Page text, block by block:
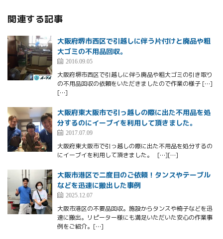
関連する記事
大阪府堺市西区で引越しに伴う片付けと廃品や粗
大ゴミの不用品回収。
2016.09.05
大阪府堺市西区で引越しに伴う廃品や粗大ゴミの引き取り
の不用品回収の依頼をいただきましたので作業の様子 […]
[…]
大阪府東大阪市で引っ越しの際に出た不用品を処
分するのにイーブイを利用して頂きました。
2017.07.09
大阪府東大阪市で引っ越しの際に出た不用品を処分するの
にイーブイを利用して頂きました。 […][…]
大阪市港区で二度目のご依頼！タンスやテーブル
などを迅速に搬出した事例
2025.12.07
大阪市港区の不要品回収。施設からタンスや椅子などを迅
速に搬出。リピーター様にも満足いただいた安心の作業事
例をご紹介。[…]